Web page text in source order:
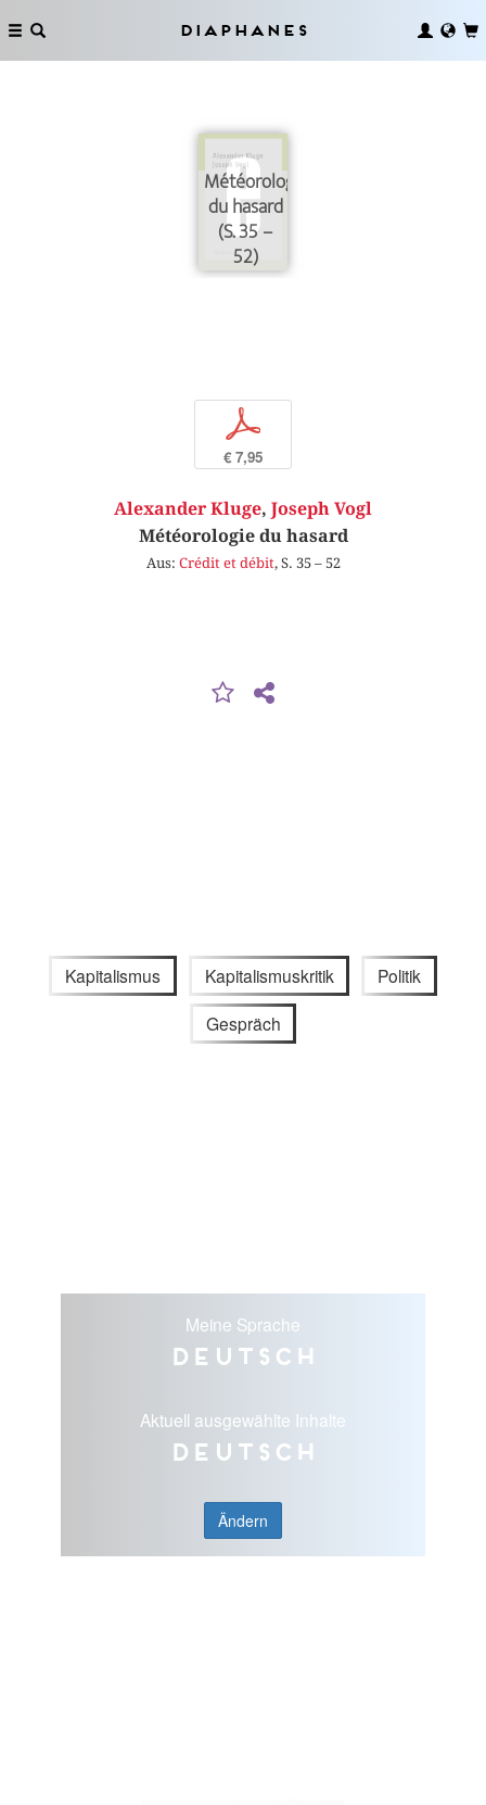
Diaphanes
Météorologie
du hasard
(S. 35 –
52)
p
€ 7,95
Alexander Kluge, Joseph Vogl
Météorologie du hasard
Aus: Crédit et débit, S. 35 – 52
Kapitalismus Kapitalismuskritik Politik
Gespräch
Meine Sprache
Deutsch
Aktuell ausgewählte Inhalte
Deutsch
Ändern